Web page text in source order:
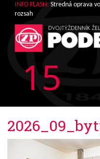
INFO FLASH: Stredná oprava
rozsah
15